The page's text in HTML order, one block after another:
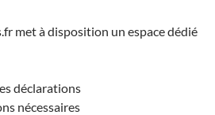
met à disposition un espace dédié
déclarations
nécessaires